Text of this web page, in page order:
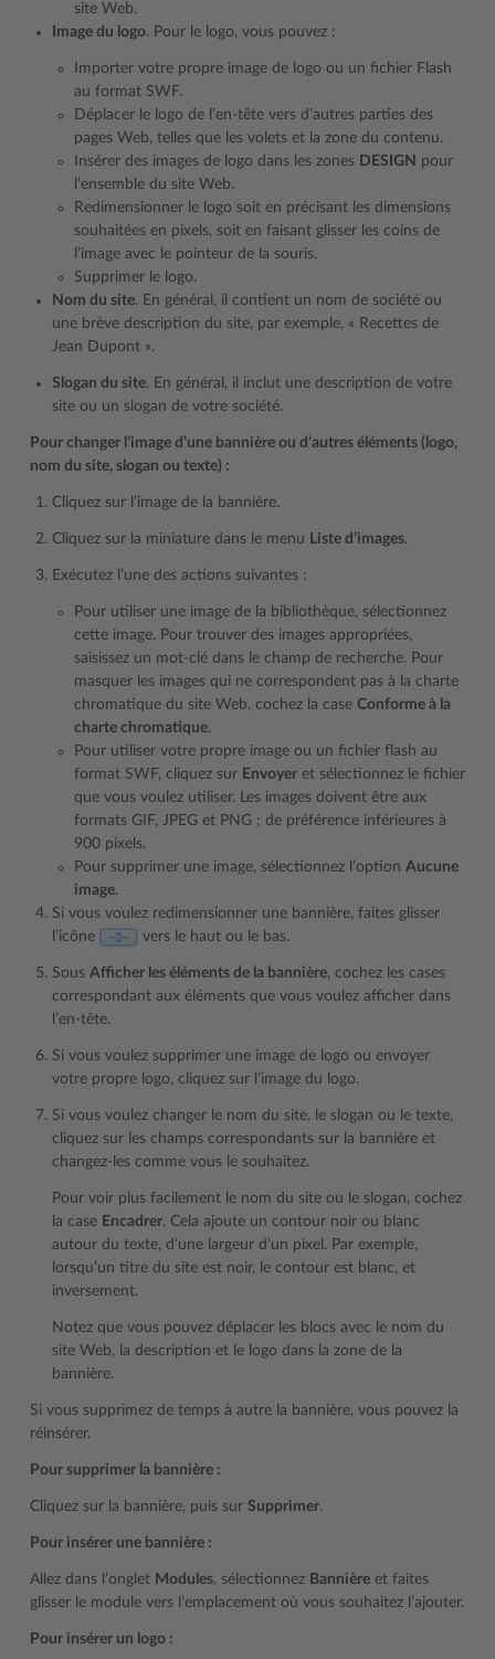
site Web.
Image du logo. Pour le logo, vous pouvez :
Importer votre propre image de logo ou un fichier Flash
au format SWF.
Déplacer le logo de l’en-tête vers d’autres parties des
pages Web, telles que les volets et la zone du contenu.
Insérer des images de logo dans les zones DESIGN pour
l’ensemble du site Web.
Redimensionner le logo soit en précisant les dimensions
souhaitées en pixels, soit en faisant glisser les coins de
l’image avec le pointeur de la souris.
Supprimer le logo.
Nom du site. En général, il contient un nom de société ou
une brève description du site, par exemple, « Recettes de
Jean Dupont ».
Slogan du site. En général, il inclut une description de votre
site ou un slogan de votre société.
Pour changer l’image d’une bannière ou d’autres éléments (logo,
nom du site, slogan ou texte) :
Cliquez sur l’image de la bannière.
Cliquez sur la miniature dans le menu Liste d’images.
Exécutez l’une des actions suivantes :
Pour utiliser une image de la bibliothèque, sélectionnez
cette image. Pour trouver des images appropriées,
saisissez un mot-clé dans le champ de recherche. Pour
masquer les images qui ne correspondent pas à la charte
chromatique du site Web, cochez la case Conforme à la
charte chromatique.
Pour utiliser votre propre image ou un fichier flash au
format SWF, cliquez sur Envoyer et sélectionnez le fichier
que vous voulez utiliser. Les images doivent être aux
formats GIF, JPEG et PNG ; de préférence inférieures à
900 pixels.
Pour supprimer une image, sélectionnez l’option Aucune
image.
Si vous voulez redimensionner une bannière, faites glisser
l’icône
vers le haut ou le bas.
Sous Afficher les éléments de la bannière, cochez les cases
correspondant aux éléments que vous voulez afficher dans
l’en-tête.
Si vous voulez supprimer une image de logo ou envoyer
votre propre logo, cliquez sur l’image du logo.
Si vous voulez changer le nom du site, le slogan ou le texte,
cliquez sur les champs correspondants sur la bannière et
changez-les comme vous le souhaitez.
Pour voir plus facilement le nom du site ou le slogan, cochez
la case Encadrer. Cela ajoute un contour noir ou blanc
autour du texte, d’une largeur d’un pixel. Par exemple,
lorsqu’un titre du site est noir, le contour est blanc, et
inversement.
Notez que vous pouvez déplacer les blocs avec le nom du
site Web, la description et le logo dans la zone de la
bannière.
Si vous supprimez de temps à autre la bannière, vous pouvez la
réinsérer.
Pour supprimer la bannière :
Cliquez sur la bannière, puis sur Supprimer.
Pour insérer une bannière :
Allez dans l’onglet Modules, sélectionnez Bannière et faites
glisser le module vers l’emplacement où vous souhaitez l’ajouter.
Pour insérer un logo :